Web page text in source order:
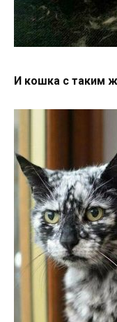
И кошка с таким